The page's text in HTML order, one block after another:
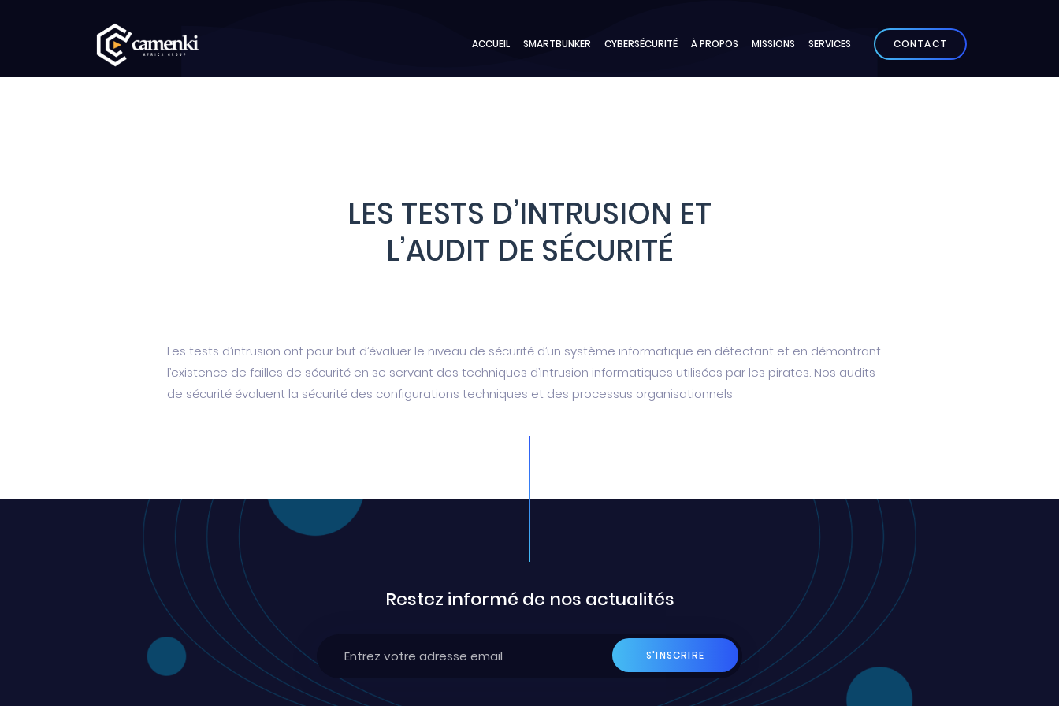
ACCUEIL SMARTBUNKER CYBERSÉCURITÉ À PROPOS MISSIONS SERVICES CONTACT
LES TESTS D’INTRUSION ET
L’AUDIT DE SÉCURITÉ
Les tests d’intrusion ont pour but d’évaluer le niveau de sécurité d’un système informatique en détectant et en démontrant
l’existence de failles de sécurité en se servant des techniques d’intrusion informatiques utilisées par les pirates. Nos audits
de sécurité évaluent la sécurité des configurations techniques et des processus organisationnels
Restez informé de nos actualités